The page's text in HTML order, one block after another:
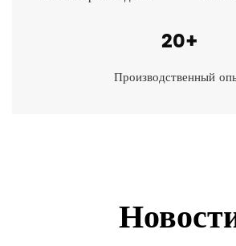
20+
Производственный